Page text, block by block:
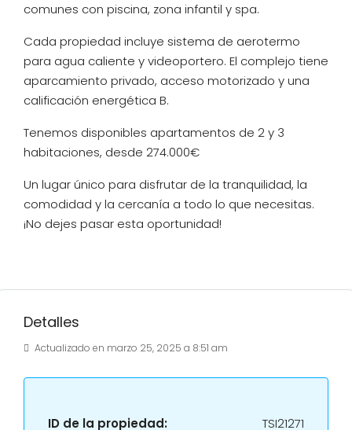
comunes con piscina, zona infantil y spa.
Cada propiedad incluye sistema de aerotermo
para agua caliente y videoportero. El complejo tiene
aparcamiento privado, acceso motorizado y una
calificación energética B.
Tenemos disponibles apartamentos de 2 y 3
habitaciones, desde 274.000€
Un lugar único para disfrutar de la tranquilidad, la
comodidad y la cercanía a todo lo que necesitas.
¡No dejes pasar esta oportunidad!
Detalles
Actualizado en marzo 25, 2025 a 8:51 am
ID de la propiedad: TSI21271